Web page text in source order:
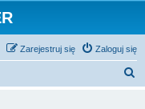
Zaloguj się
Zarejestruj się